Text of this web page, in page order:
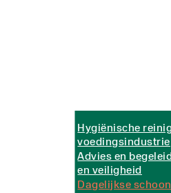
Hygiënische
voedingsindustrie
Advies en
en veiligheid
Dagelijkse